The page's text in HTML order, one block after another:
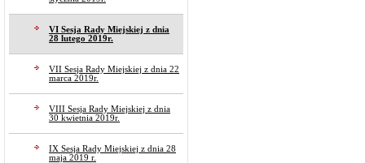
VI Sesja Rady Miejskiej z dnia
28 lutego 2019r.
VII Sesja Rady Miejskiej z dnia 22
marca 2019r.
VIII Sesja Rady Miejskiej z dnia
30 kwietnia 2019r.
IX Sesja Rady Miejskiej z dnia 28
maja 2019 r.